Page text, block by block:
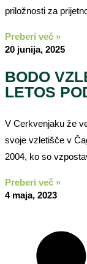
priložnosti za
Preberi več »
20 junija, 2025
BODO
LETOS
V Cerkvenjaku že
svoje vzletišče v
2004, ko so
Preberi več »
4 maja, 2023